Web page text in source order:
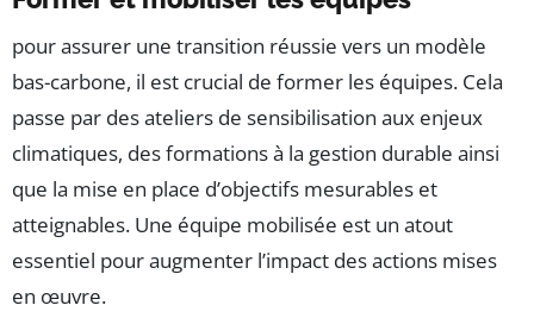
pour assurer une transition réussie vers un modèle
bas-carbone, il est crucial de former les équipes. Cela
passe par des ateliers de sensibilisation aux enjeux
climatiques, des formations à la gestion durable ainsi
que la mise en place d’objectifs mesurables et
atteignables. Une équipe mobilisée est un atout
essentiel pour augmenter l’impact des actions mises
en œuvre.